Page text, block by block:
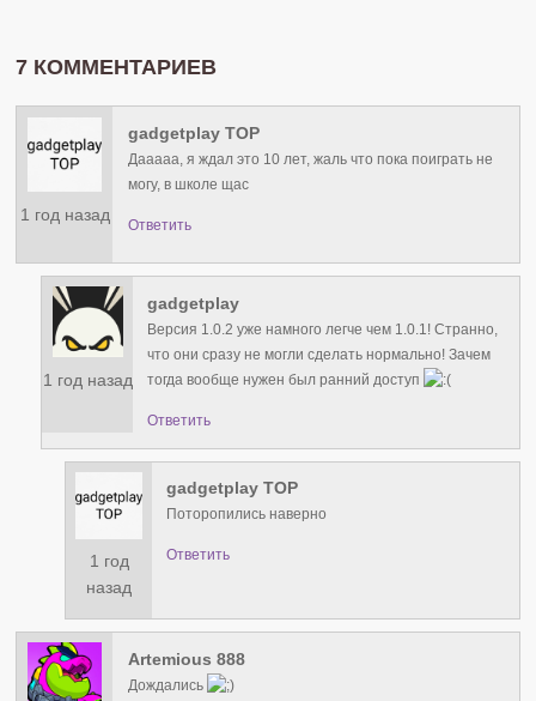
7 КОММЕНТАРИЕВ
1 год назад
gadgetplay TOP
Дааааа, я ждал это 10 лет, жаль что пока поиграть не
могу, в школе щас
Ответить
1 год назад
gadgetplay
Версия 1.0.2 уже намного легче чем 1.0.1! Странно,
что они сразу не могли сделать нормально! Зачем
тогда вообще нужен был ранний доступ
Ответить
1 год
назад
gadgetplay TOP
Поторопились наверно
Ответить
Artemious 888
Дождались